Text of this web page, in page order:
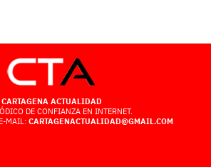
CARTAGENA ACTUALIDAD
DE CONFIANZA EN INTERNET.
MAIL: CARTAGENACTUALIDAD@GMAIL.COM